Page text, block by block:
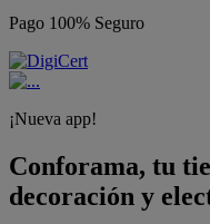
Pago 100% Seguro
¡Nueva app!
Conforama, tu
decoración y